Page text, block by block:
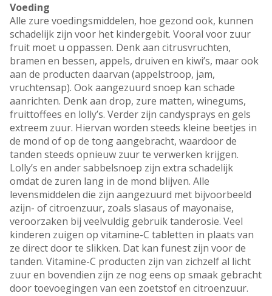
Voeding
Alle zure voedingsmiddelen, hoe gezond ook, kunnen
schadelijk zijn voor het kindergebit. Vooral voor zuur
fruit moet u oppassen. Denk aan citrusvruchten,
bramen en bessen, appels, druiven en kiwi’s, maar ook
aan de producten daarvan (appelstroop, jam,
vruchtensap). Ook aangezuurd snoep kan schade
aanrichten. Denk aan drop, zure matten, winegums,
fruittoffees en lolly’s. Verder zijn candysprays en gels
extreem zuur. Hiervan worden steeds kleine beetjes in
de mond of op de tong aangebracht, waardoor de
tanden steeds opnieuw zuur te verwerken krijgen.
Lolly’s en ander sabbelsnoep zijn extra schadelijk
omdat de zuren lang in de mond blijven. Alle
levensmiddelen die zijn aangezuurd met bijvoorbeeld
azijn- of citroenzuur, zoals slasaus of mayonaise,
veroorzaken bij veelvuldig gebruik tanderosie. Veel
kinderen zuigen op vitamine-C tabletten in plaats van
ze direct door te slikken. Dat kan funest zijn voor de
tanden. Vitamine-C producten zijn van zichzelf al licht
zuur en bovendien zijn ze nog eens op smaak gebracht
door toevoegingen van een zoetstof en citroenzuur.